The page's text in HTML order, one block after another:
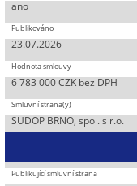
ano
23.07.2026
6 783 000 CZK bez DPH
SUDOP BRNO, spol. s r.o.